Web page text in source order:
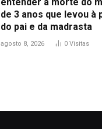
de 3 anos que levou à
do pai e da madrasta
agosto 8, 2026 0 Visitas